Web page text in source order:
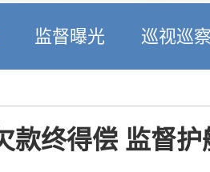
监督曝光 巡视巡察
款终得偿 监督护